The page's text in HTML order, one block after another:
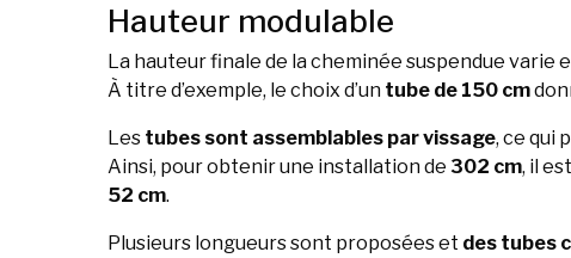
Hauteur modulable
La hauteur finale de la cheminée suspendue varie
À titre d’exemple, le choix d’un tube de 150 cm
Les tubes sont assemblables par vissage, ce qui
Ainsi, pour obtenir une installation de 302 cm, il
52 cm.
Plusieurs longueurs sont proposées et des tubes